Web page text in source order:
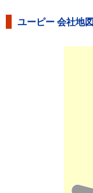
ユーピー 会社地図